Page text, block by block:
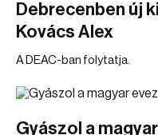
Debrecenben új
Kovács Alex
A DEAC-ban folytatja.
Gyászol a